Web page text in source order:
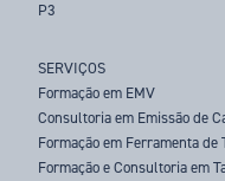
P3
SERVIÇOS
Formação em EMV
Consultoria em Emissão de
Formação em Ferramenta de
Formação e Consultoria em